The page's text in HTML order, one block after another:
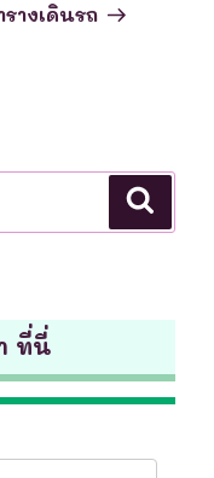
างเดินรถ
ที่นี่